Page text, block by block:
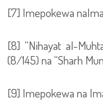
[7] Imepokewa
[8] “Nihayat al-
(8/145) na “Sharh
[9] Imepokewa na